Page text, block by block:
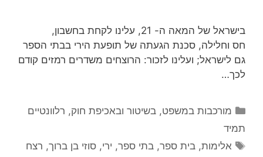
בישראל של המאה ה- 21, עלינו לקחת בחשבון,
חס וחלילה, סכנת הגעתה של תופעת הירי בבתי הספר
גם לישראל; ועלינו לזכור: הרוצחים משדרים רמזים קודם
לכך…
קטגוריות
מורכבות במשפט, בשיטור ובאכיפת חוק, רלוונטיים
תמיד
תגיות
אלימות,בית ספר,בתי ספר, ירי,סוזי בן ברוך, רצח